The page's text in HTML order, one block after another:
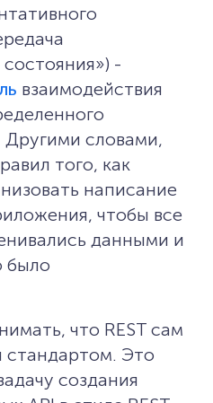
-
взаимодействия
Другими словами,
того, как
написание
чтобы все
данными и
было
что REST сам
стандартом. Это
создания